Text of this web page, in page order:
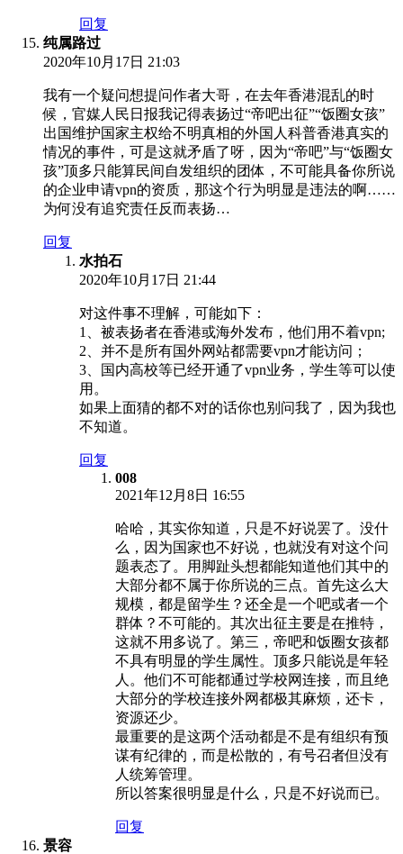
回复
纯属路过
2020年10月17日 21:03
我有一个疑问想提问作者大哥，在去年香港混乱的时
候，官媒人民日报我记得表扬过“帝吧出征”“饭圈女孩”
出国维护国家主权给不明真相的外国人科普香港真实的
情况的事件，可是这就矛盾了呀，因为“帝吧”与“饭圈女
孩”顶多只能算民间自发组织的团体，不可能具备你所说
的企业申请vpn的资质，那这个行为明显是违法的啊……
为何没有追究责任反而表扬…
回复
水拍石
2020年10月17日 21:44
对这件事不理解，可能如下：
1、被表扬者在香港或海外发布，他们用不着vpn;
2、并不是所有国外网站都需要vpn才能访问；
3、国内高校等已经开通了vpn业务，学生等可以使
用。
如果上面猜的都不对的话你也别问我了，因为我也
不知道。
回复
008
2021年12月8日 16:55
哈哈，其实你知道，只是不好说罢了。没什
么，因为国家也不好说，也就没有对这个问
题表态了。用脚趾头想都能知道他们其中的
大部分都不属于你所说的三点。首先这么大
规模，都是留学生？还全是一个吧或者一个
群体？不可能的。其次出征主要是在推特，
这就不用多说了。第三，帝吧和饭圈女孩都
不具有明显的学生属性。顶多只能说是年轻
人。他们不可能都通过学校网连接，而且绝
大部分的学校连接外网都极其麻烦，还卡，
资源还少。
最重要的是这两个活动都是不是有组织有预
谋有纪律的，而是松散的，有号召者但没有
人统筹管理。
所以答案很明显是什么，只是不好说而已。
回复
景容